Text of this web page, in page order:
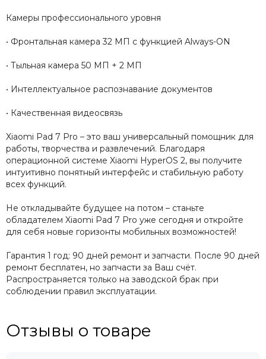
Камеры профессионального уровня
• Фронтальная камера 32 МП с функцией Always-ON
• Тыльная камера 50 МП + 2 МП
• Интеллектуальное распознавание документов
• Качественная видеосвязь
Xiaomi Pad 7 Pro – это ваш универсальный помощник для
работы, творчества и развлечений. Благодаря
операционной системе Xiaomi HyperOS 2, вы получите
интуитивно понятный интерфейс и стабильную работу
всех функций.
Не откладывайте будущее на потом – станьте
обладателем Xiaomi Pad 7 Pro уже сегодня и откройте
для себя новые горизонты мобильных возможностей!
Гарантия 1 год: 90 дней ремонт и запчасти. После 90 дней
ремонт бесплатен, но запчасти за Ваш счёт.
Распространяется только на заводской брак при
соблюдении правил эксплуатации.
Отзывы о товаре